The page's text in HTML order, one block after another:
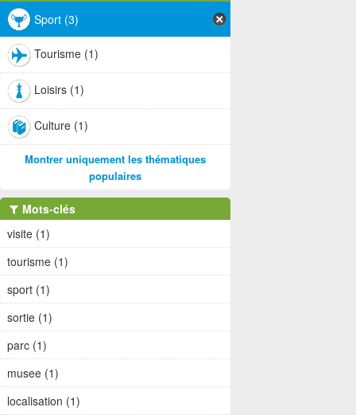
Sport (3)
Tourisme (1)
Loisirs (1)
Culture (1)
Montrer uniquement les thématiques
populaires
Mots-clés
visite (1)
tourisme (1)
sport (1)
sortie (1)
parc (1)
musee (1)
localisation (1)